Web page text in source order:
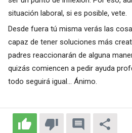
situación laboral, si es posible, vete.
Desde fuera tú misma verás las
capaz de tener soluciones más
padres reaccionarán de alguna
quizás comiencen a pedir ayuda
todo seguirá igual... Ánimo.